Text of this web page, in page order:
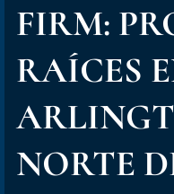
FIRM:
RAÍCES
NORTE